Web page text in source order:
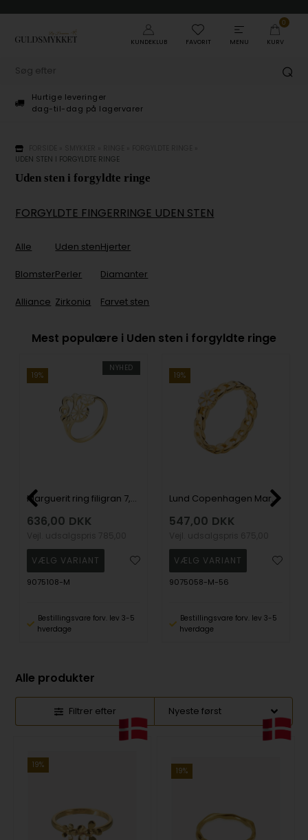
KUNDEKLUB FAVORIT MENU
0
KURV
Hurtige leveringer
dag-til-dag på lagervarer
UDEN STEN I FORGYLDTE RINGE
Uden sten i forgyldte ringe
FORGYLDTE FINGERRINGE UDEN STEN
Alle Uden stenHjerter
BlomsterPerler Diamanter
Alliance Zirkonia Farvet sten
Mest populære i Uden sten i forgyldte ringe
NYHED
19%
Marguerit ring filigran 7,5+5 mm forgyldt sølv
636,00 DKK
9075108-M
Bestillingsvare forv. lev 3-5
hverdage
19%
Lund Copenhagen Marguerit ring 24 kt. Forgyldt
547,00 DKK
9075058-M-56
Bestillingsvare forv. lev 3-5
hverdage
Alle produkter
Filtrer efter
19%
19%